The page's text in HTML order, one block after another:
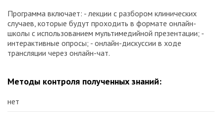
Программа включает: - лекции с разбором клинических
случаев, которые будут проходить в формате онлайн-
школы с использованием мультимедийной презентации; -
интерактивные опросы; - онлайн-дискуссии в ходе
трансляции через онлайн-чат.
Методы контроля полученных знаний:
нет